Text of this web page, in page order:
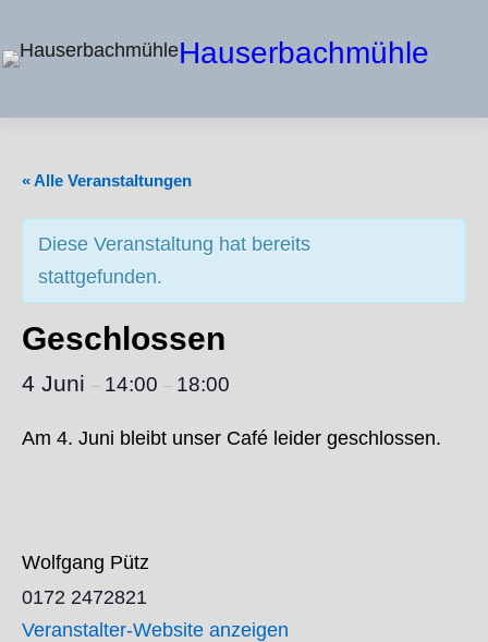
Hauserbachmühle
« Alle Veranstaltungen
Diese Veranstaltung hat bereits
stattgefunden.
Geschlossen
4 Juni – 14:00 – 18:00
Am 4. Juni bleibt unser Café leider geschlossen.
Wolfgang Pütz
0172 2472821
Veranstalter-Website anzeigen